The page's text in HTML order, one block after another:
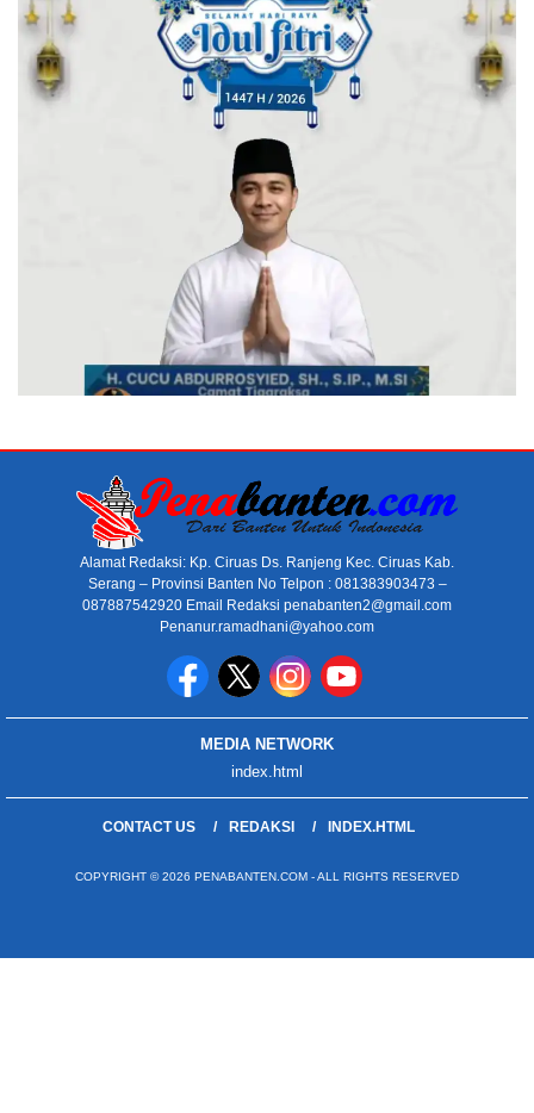
Alamat Redaksi: Kp. Ciruas Ds. Ranjeng Kec. Ciruas Kab.
Serang – Provinsi Banten No Telpon : 081383903473 –
087887542920 Email Redaksi penabanten2@gmail.com
Penanur.ramadhani@yahoo.com
MEDIA NETWORK
index.html
CONTACT US REDAKSI INDEX.HTML
COPYRIGHT © 2026 PENABANTEN.COM - ALL RIGHTS RESERVED